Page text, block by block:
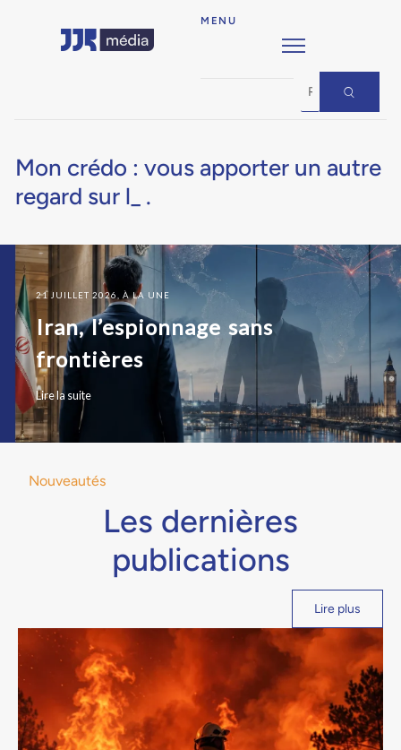
MENU
Mon crédo : vous apporter un autre
regard sur le manag
21 JUILLET 2026, À LA UNE
Iran, l’espionnage sans
frontières
Lire la suite
Nouveautés
Les dernières
publications
Lire plus